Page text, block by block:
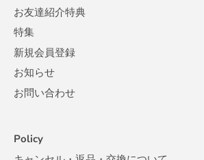
お友達紹介特典
特集
新規会員登録
お知らせ
お問い合わせ
Policy